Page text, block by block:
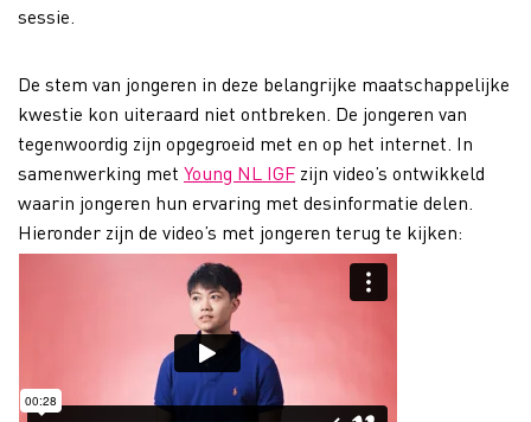
sessie.
De stem van jongeren in deze belangrijke maatschappelijke
kwestie kon uiteraard niet ontbreken. De jongeren van
tegenwoordig zijn opgegroeid met en op het internet. In
samenwerking met Young NL IGF zijn video’s ontwikkeld
waarin jongeren hun ervaring met desinformatie delen.
Hieronder zijn de video’s met jongeren terug te kijken: